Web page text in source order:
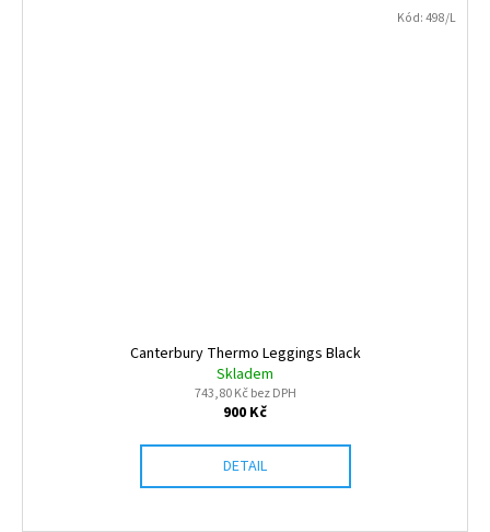
Canterbury Thermo Leggings Black
Skladem
743,80 Kč bez DPH
900 Kč
DETAIL
Kód:498/L